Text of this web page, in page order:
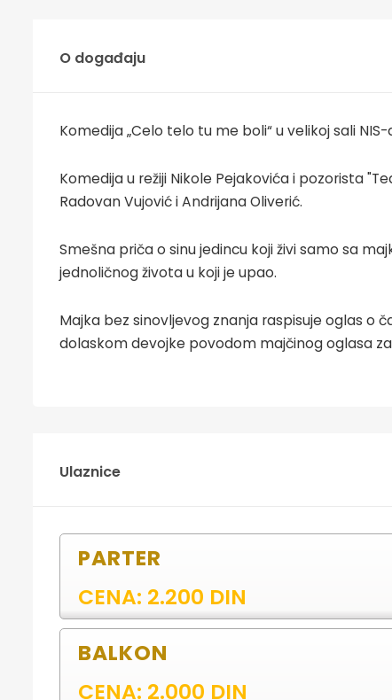
O događaju
Komedija „Celo telo tu me boli“ u velikoj sali NIS-
Komedija u režiji Nikole Pejakovića i pozorista
Radovan Vujović i Andrijana Oliverić.
Smešna priča o sinu jedincu koji živi samo sa
jednoličnog života u koji je upao.
Majka bez sinovljevog znanja raspisuje oglas o
dolaskom devojke povodom majčinog oglasa
Ulaznice
PARTER
CENA: 2.200 DIN
BALKON
CENA: 2.000 DIN